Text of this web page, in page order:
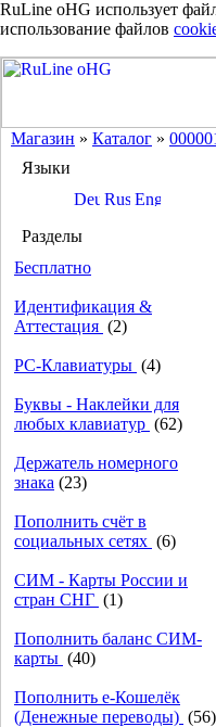
RuLine oHG использует
использование файлов
Магазин » Каталог »
Языки
Разделы
Бесплатно
Идентификация &
Аттестация (2)
PC-Клавиатуры (4)
Буквы - Наклейки для
любых клавиатур (62)
Держатель номерного
знака (23)
Пополнить счёт в
социальных сетях (6)
СИМ - Карты России и
стран СНГ (1)
Пополнить баланс СИМ-
карты (40)
Пополнить e-Кошелёк
(Денежные переводы) (56)